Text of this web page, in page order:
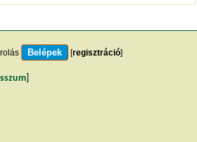
[regisztráció]